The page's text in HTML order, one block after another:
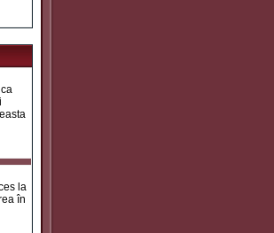
la
în